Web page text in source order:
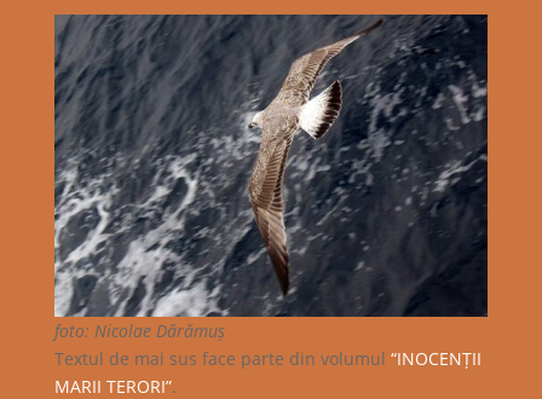
foto: Nicolae Dărămuș
Textul de mai sus face parte din volumul “INOCENȚII
MARII TERORI”.